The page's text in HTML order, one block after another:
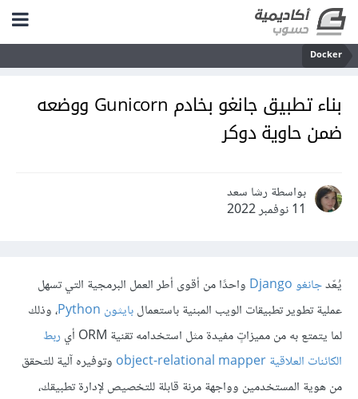
Docker
بناء تطبيق جانغو بخادم Gunicorn ووضعه
ضمن حاوية دوكر
بواسطة رشا سعد
11 نوفمبر 2022
يُعّدجانغو Django
واحدًا من أقوى أطر العمل البرمجية التي تسهل
عملية تطوير تطبيقات الويب المبنية باستعمالبايثون Python
، وذلك
لما يتمتع به من مميزاتٍ مفيدة مثل استخدامه تقنية ORM أي
ربط
الكائنات العلاقية object-relational mapper
وتوفيره آلية للتحقق
من هوية المستخدمين وواجهة مرنة قابلة للتخصيص لإدارة تطبيقك،